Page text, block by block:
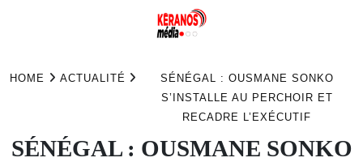
HOME ACTUALITÉ
SÉNÉGAL : OUSMANE SONKO
S’INSTALLE AU PERCHOIR ET
RECADRE L’EXÉCUTIF
SÉNÉGAL : OUSMANE SONKO